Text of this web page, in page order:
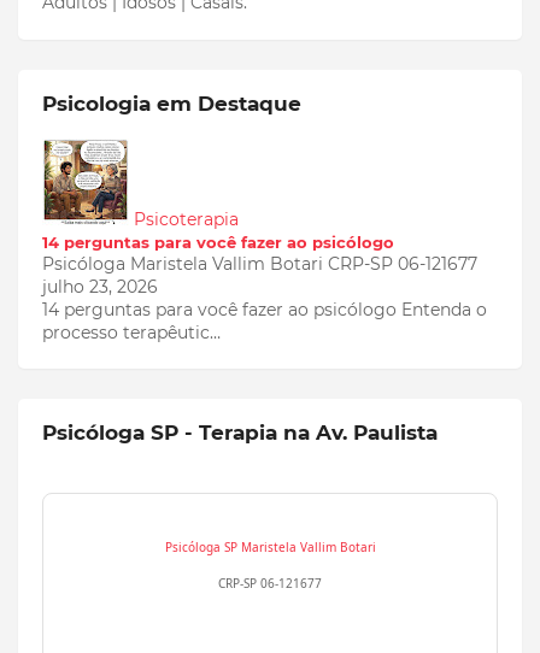
Psicologia em Destaque
Psicoterapia
14 perguntas para você fazer ao psicólogo
Psicóloga Maristela Vallim Botari CRP-SP 06-121677
julho 23, 2026
14 perguntas para você fazer ao psicólogo Entenda o
processo terapêutic…
Psicóloga SP - Terapia na Av. Paulista
Psicóloga SP Maristela Vallim Botari
CRP-SP 06-121677